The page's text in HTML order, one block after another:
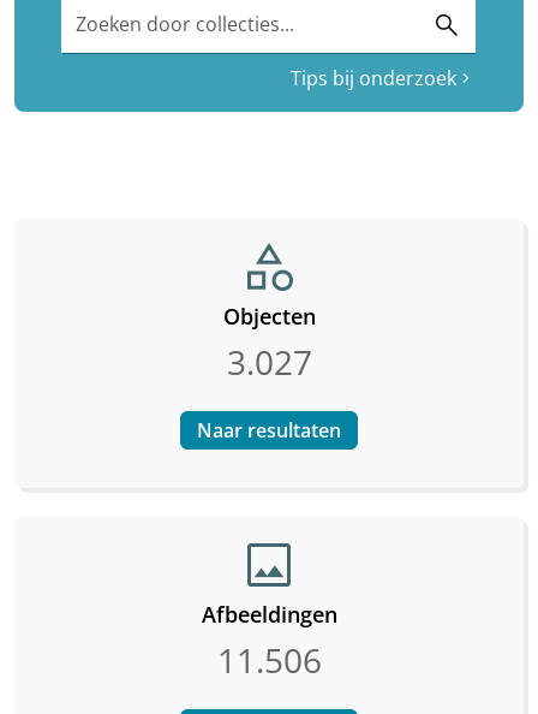
search
Tips bij onderzoek chevron_right
category
Objecten
3.027
Naar resultaten
image
Afbeeldingen
11.506